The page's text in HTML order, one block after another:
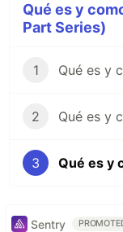
Qué es y
Part Series)
1
2
3
Sentry